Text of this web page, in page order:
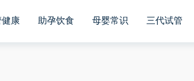
健康 助孕饮食 母婴常识 三代试管